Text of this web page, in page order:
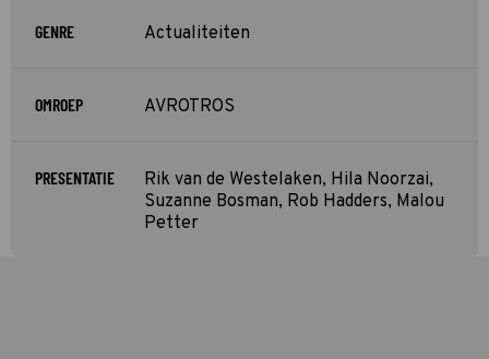
GENRE Actualiteiten
OMROEP AVROTROS
PRESENTATIE
Rik van de Westelaken, Hila Noorzai,
Suzanne Bosman, Rob Hadders, Malou
Petter